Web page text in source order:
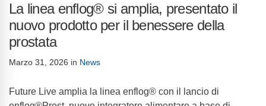
La linea enflog® si amplia, presentato il
nuovo prodotto per il benessere della
prostata
Marzo 31, 2026 in News
Future Live amplia la linea enflog® con il lancio di